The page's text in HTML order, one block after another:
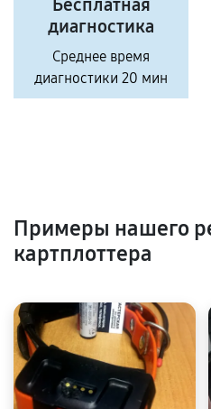
Бесплатная
диагностика
Среднее время
диагностики 20 мин
Примеры нашего
картплоттера